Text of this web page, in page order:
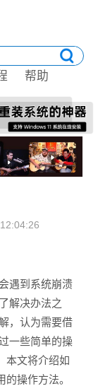
帮助
遇到系统崩溃
解决办法之
，认为需要借
一些简单的操
本文将介绍如
操作方法。